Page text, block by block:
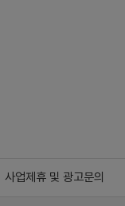
사업제휴 및 광고문의